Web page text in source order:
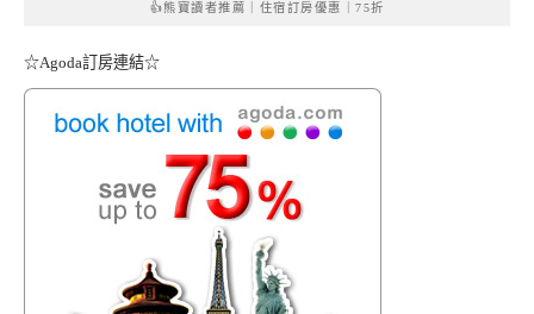
👍熊寶讀者推薦｜住宿訂房優惠｜75折
☆Agoda訂房連結☆